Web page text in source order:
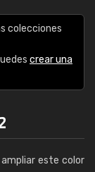
colecciones
crear una
este color